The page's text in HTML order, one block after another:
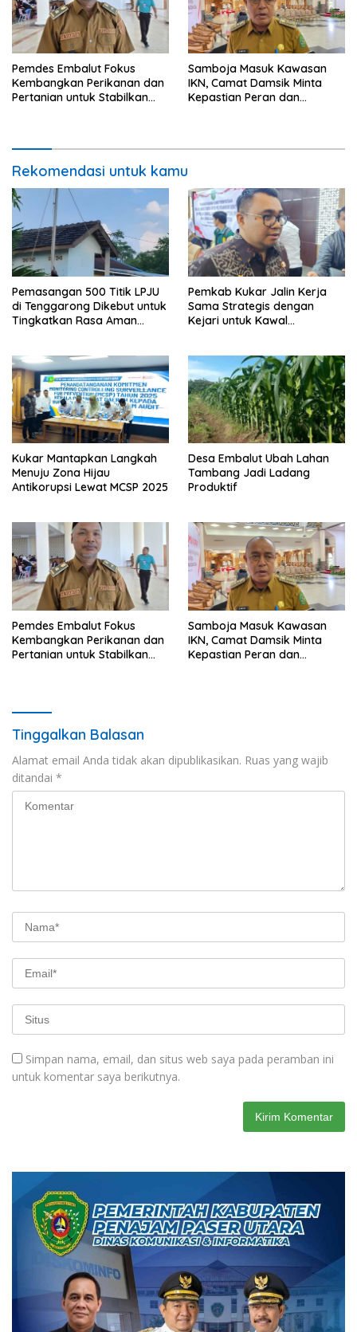
Pemdes Embalut Fokus
Kembangkan Perikanan dan
Pertanian untuk Stabilkan
Samboja Masuk Kawasan
IKN, Camat Damsik Minta
Kepastian Peran dan
Rekomendasi untuk kamu
Pemasangan 500 Titik LPJU
di Tenggarong Dikebut untuk
Tingkatkan Rasa Aman
Pemkab Kukar Jalin Kerja
Sama Strategis dengan
Kejari untuk Kawal
Kukar Mantapkan Langkah
Menuju Zona Hijau
Antikorupsi Lewat MCSP 2025
Desa Embalut Ubah Lahan
Tambang Jadi Ladang
Produktif
Pemdes Embalut Fokus
Kembangkan Perikanan dan
Pertanian untuk Stabilkan
Samboja Masuk Kawasan
IKN, Camat Damsik Minta
Kepastian Peran dan
Tinggalkan Balasan
Alamat email Anda tidak akan dipublikasikan. Ruas yang wajib
ditandai *
Simpan nama, email, dan situs web saya pada peramban ini
untuk komentar saya berikutnya.